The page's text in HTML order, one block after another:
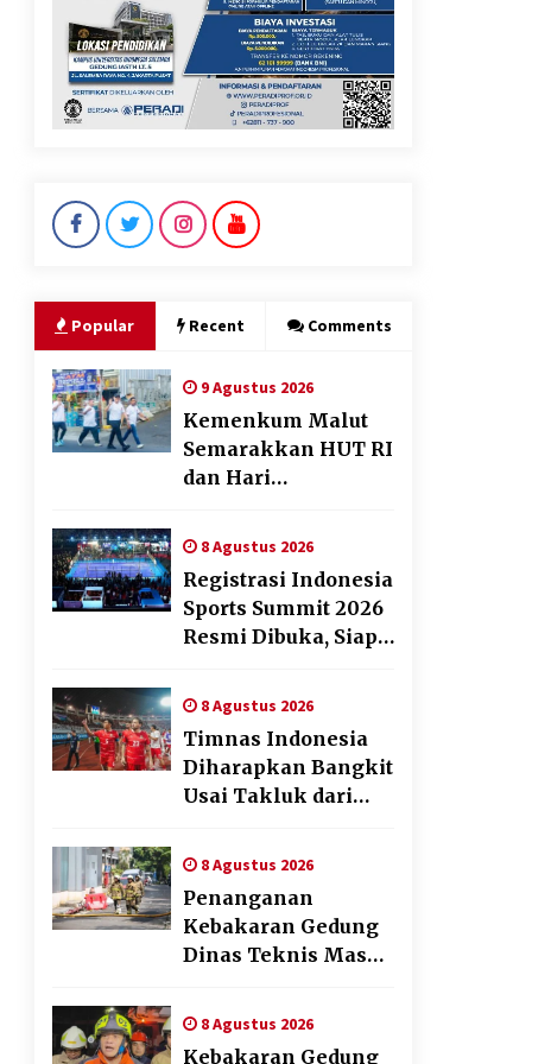
Perkuat Ekonomi Masyarakat
Papua Pegunungan
8 Agustus 2026
8 Agustus 2026
Popular Recent Comments
9 Agustus 2026
Kemenkum Malut
Semarakkan HUT RI
dan Hari
melalui Fun Walk di
Ternate
8 Agustus 2026
Registrasi Indonesia
Sports Summit 2026
Resmi Dibuka, Siap
Pengalaman Beyond
the Game
8 Agustus 2026
Timnas Indonesia
Diharapkan Bangkit
Usai Takluk dari
AFF 2026
8 Agustus 2026
Penanganan
Kebakaran Gedung
Dinas Teknis Masuk
Ada Korban Jiwa
8 Agustus 2026
Kebakaran Gedung